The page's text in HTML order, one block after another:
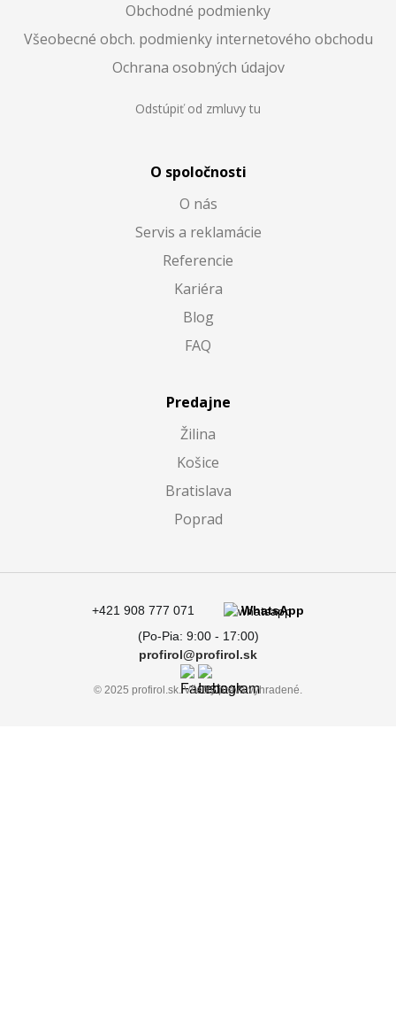
Obchodné podmienky
Všeobecné obch. podmienky internetového obchodu
Ochrana osobných údajov
Odstúpiť od zmluvy tu
O spoločnosti
O nás
Servis a reklamácie
Referencie
Kariéra
Blog
FAQ
Predajne
Žilina
Košice
Bratislava
Poprad
© 2025 profirol.sk. Všetky práva vyhradené.
+421 908 777 071
(Po-Pia: 9:00 - 17:00)
WhatsApp
profirol@profirol.sk